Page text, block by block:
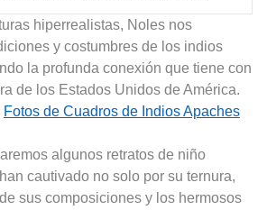
hiperrealistas, Noles nos
y costumbres de los indios
la profunda conexión que tiene con
de los Estados Unidos de América.
Fotos de Cuadros de Indios Apaches
algunos retratos de niño
cautivado no solo por su ternura,
sus composiciones y los hermosos